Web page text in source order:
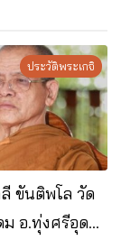
ประวัติพระเกจิ
ขันติพโล วัด
อ.ทุ่งศรีอุดม